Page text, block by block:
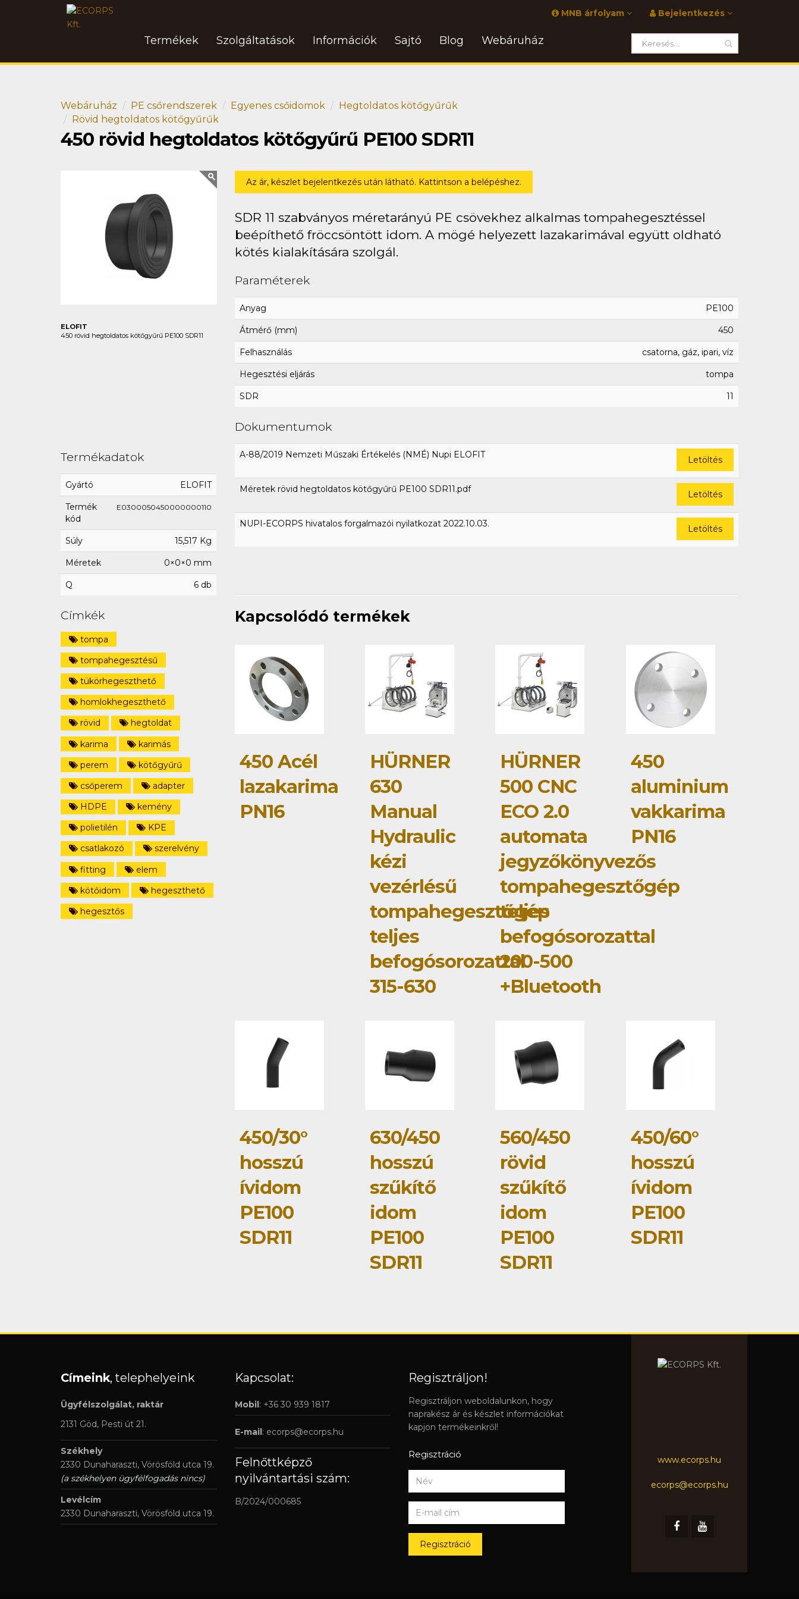
Bejelentkezés
MNB árfolyam
Termékek Szolgáltatások Információk Sajtó Blog Webáruház
Webáruház PE csőrendszerek Egyenes csőidomok
Hegtoldatos kötőgyűrűk
Rövid hegtoldatos kötőgyűrűk
450 rövid hegtoldatos kötőgyűrű PE100 SDR11
ELOFIT
450 rövid hegtoldatos kötőgyűrű PE100 SDR11
Az ár, készlet bejelentkezés után látható. Kattintson a belépéshez.
SDR 11 szabványos méretarányú PE csövekhez alkalmas tompahegesztéssel
beépíthető fröccsöntött idom. A mögé helyezett lazakarimával együtt oldható
kötés kialakítására szolgál.
Paraméterek
Anyag PE100
Átmérő (mm) 450
Felhasználás csatorna, gáz, ipari, víz
Hegesztési eljárás tompa
SDR 11
Dokumentumok
A-88/2019 Nemzeti Műszaki Értékelés (NMÉ) Nupi ELOFIT Letöltés
Méretek rövid hegtoldatos kötőgyűrű PE100 SDR11.pdf Letöltés
NUPI-ECORPS hivatalos forgalmazói nyilatkozat 2022.10.03. Letöltés
Termékadatok
Gyártó ELOFIT
Termék
kód
E0300050450000000110
Súly 15,517 Kg
Méretek 0×0×0 mm
Q 6 db
Címkék
tompa
tompahegesztésű
tükörhegeszthető
homlokhegeszthető
rövid
hegtoldat
karima
karimás
perem
kötőgyűrű
csőperem
adapter
HDPE
kemény
polietilén
KPE
csatlakozó
szerelvény
fitting
elem
kötőidom
hegeszthető
hegesztős
Kapcsolódó termékek
450 Acél
lazakarima
PN16
HÜRNER
630
Manual
Hydraulic
kézi
vezérlésű
tompahegesztőgép
teljes
befogósorozattal
315-630
HÜRNER
500 CNC
ECO 2.0
automata
jegyzőkönyvezős
tompahegesztőgép
teljes
befogósorozattal
200-500
+Bluetooth
450
aluminium
vakkarima
PN16
450/30°
hosszú
ívidom
PE100
SDR11
630/450
hosszú
szűkítő
idom
PE100
SDR11
560/450
rövid
szűkítő
idom
PE100
SDR11
450/60°
hosszú
ívidom
PE100
SDR11
Címeink, telephelyeink
Ügyfélszolgálat, raktár
2131 Göd, Pesti út 21.
Székhely
2330 Dunaharaszti, Vörösföld utca 19.
(a székhelyen ügyfélfogadás nincs)
Levélcím
2330 Dunaharaszti, Vörösföld utca 19.
Kapcsolat:
Mobil: +36 30 939 1817
E-mail: ecorps@ecorps.hu
Felnőttképző
nyilvántartási szám:
B/2024/000685
Regisztráljon!
Regisztráljon weboldalunkon, hogy
naprakész ár és készlet információkat
kapjon termékeinkről!
Regisztráció
Regisztráció
www.ecorps.hu
ecorps@ecorps.hu